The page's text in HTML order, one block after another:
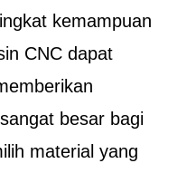
kemampuan
CNC dapat
besar bagi
material yang